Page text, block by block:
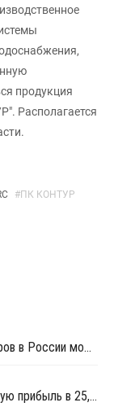
продукция
Располагается
#ПК КОНТУР
К 2028 году востребованность автополимеров в России может вырасти в два раза
"Хавейл Мотор Рус" увеличил годовую чистую прибыль в 25,8 раза